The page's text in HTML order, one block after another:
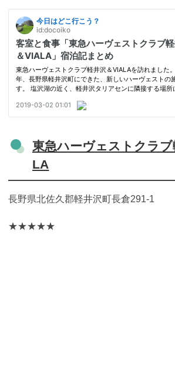
東急ハーヴェストクラ
LA
長野県北佐久郡軽井沢町長倉291-1
★★★★★